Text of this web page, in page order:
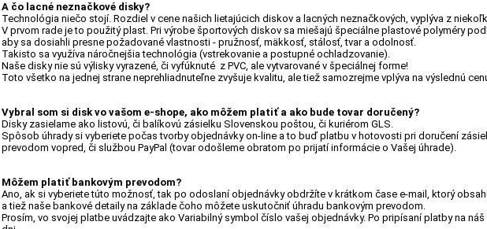
A čo lacné neznačkové disky?
Technológia niečo stojí. Rozdiel v cene našich lietajúcich diskov a lacných neznačkových, vyplýva z
V prvom rade je to použitý plast. Pri výrobe športových diskov sa miešajú špeciálne plastové polyméry
aby sa dosiahli presne požadované vlastnosti - pružnosť, mäkkosť, stálosť, tvar a odolnosť.
Takisto sa využíva náročnejšia technológia (vstrekovanie a postupné ochladzovanie).
Naše disky nie sú výlisky vyrazené, či vyfúknuté z PVC, ale vytvarované v špeciálnej forme!
Toto všetko na jednej strane neprehliadnuteľne zvyšuje kvalitu, ale tiež samozrejme vplýva na výslednú
Vybral som si disk vo vašom e-shope, ako môžem platiť a ako bude tovar doručený?
Disky zasielame ako listovú, či balíkovú zásielku Slovenskou poštou, či kuriérom GLS.
Spôsob úhrady si vyberiete počas tvorby objednávky on-line a to buď platbu v hotovosti pri doručení
prevodom vopred, či službou PayPal (tovar odošleme obratom po prijatí informácie o Vašej úhrade).
Môžem platiť bankovým prevodom?
Ano, ak si vyberiete túto možnosť, tak po odoslaní objednávky obdržíte v krátkom čase e-mail, ktorý
a tiež naše bankové detaily na základe čoho môžete uskutočniť úhradu bankovým prevodom.
Prosím, vo svojej platbe uvádzajte ako Variabilný symbol číslo vašej objednávky. Po pripísaní platby na